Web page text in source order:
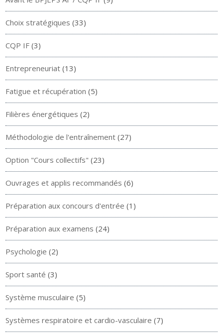
Choix stratégiques (33)
CQP IF (3)
Entrepreneuriat (13)
Fatigue et récupération (5)
Filières énergétiques (2)
Méthodologie de l'entraînement (27)
Option "Cours collectifs" (23)
Ouvrages et applis recommandés (6)
Préparation aux concours d'entrée (1)
Préparation aux examens (24)
Psychologie (2)
Sport santé (3)
Système musculaire (5)
Systèmes respiratoire et cardio-vasculaire (7)